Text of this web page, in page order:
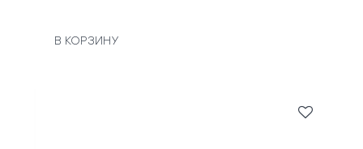
В КОРЗИНУ